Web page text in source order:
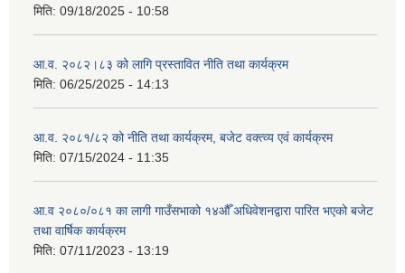
मिति: 09/18/2025 - 10:58
आ.व. २०८२।८३ को लागि प्रस्तावित नीति तथा कार्यक्रम
मिति: 06/25/2025 - 14:13
आ.व. २०८१/८२ को नीति तथा कार्यक्रम, बजेट वक्त्व्य एवं कार्यक्रम
मिति: 07/15/2024 - 11:35
आ.व २०८०/०८१ का लागी गाउँसभाको १४औँ अधिवेशनद्वारा पारित भएको बजेट
तथा वार्षिक कार्यक्रम
मिति: 07/11/2023 - 13:19